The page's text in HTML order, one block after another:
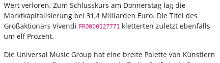
Wert verloren. Zum Schlusskurs am Donnerstag lag die
Marktkapitalisierung bei 31,4 Milliarden Euro. Die Titel des
Großaktionärs Vivendi FR0000127771 kletterten zuletzt ebenfalls
um elf Prozent.
Die Universal Music Group hat eine breite Palette von Künstlern